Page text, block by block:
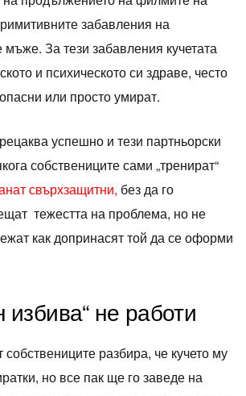
забавления на
За тези забавления кучетата
и психическото си здраве, често
или просто умират.
успешно и тези партньорски
собствениците сами „тренират“
свърхзащитни, без да го
тежестта на проблема, но не
как допринасят той да се оформи
избива“ не работи
разбира, че кучето му
но все пак ще го заведе на